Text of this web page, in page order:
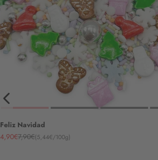
Feliz Navidad
Angebot
4,90€Regulärer Preis
7,90€(5,44€/100g)